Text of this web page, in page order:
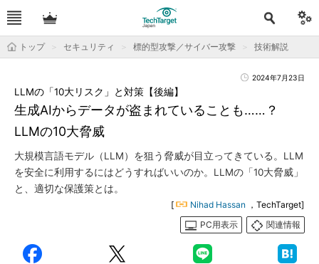
トップ セキュリティ 標的型攻撃／サイバー攻撃 技術解説
2024年7月23日
生成AIからデータが盗まれていることも……？
LLMの10大脅威
LLMの「10大リスク」と対策【後編】
大規模言語モデル（LLM）を狙う脅威が目立ってきている。LLM
を安全に利用するにはどうすればいいのか。LLMの「10大脅威」
と、適切な保護策とは。
[ Nihad Hassan ，TechTarget]
PC用表示
関連情報